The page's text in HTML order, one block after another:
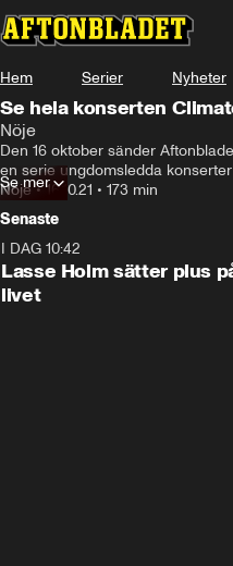
Hem Serier Nyheter
Se hela konserten
Nöje
Den 16 oktober sänder
en serie ungdomsledda
klimatet-grupper som äger rum
I Sverige sker konserten i
gör Amie Bramme Sey och Frida
bakom initiativet och uppträder
andra First Aid Kit, Lars
Daniel Adams-Ray, Sofia Jannok
Nöje•16.10.21 • 173 min
Se mer
Senaste
I DAG 10:42
Lasse Holm sätter plus
livet